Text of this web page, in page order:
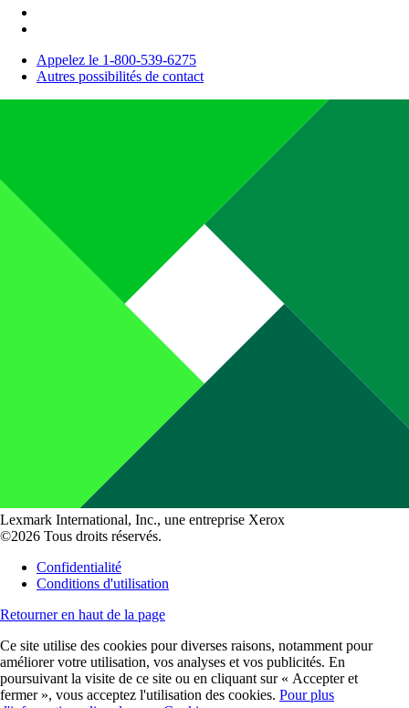
Appelez le 1-800-539-6275
Autres possibilités de contact
Lexmark International, Inc., une entreprise Xerox
©2026 Tous droits réservés.
Confidentialité
Conditions d'utilisation
Retourner en haut de la page
Ce site utilise des cookies pour diverses raisons, notamment pour
améliorer votre utilisation, vos analyses et vos publicités. En
poursuivant la visite de ce site ou en cliquant sur « Accepter et
fermer », vous acceptez l'utilisation des cookies. Pour plus